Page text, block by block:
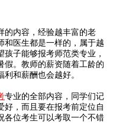
的内容，经验越丰富的老
和医生都是一样的，属于越
子能够报考师范类专业，
假。教师的薪资随着工龄的
和薪酬也会越好。
专业的全部内容，同学们记
好，而且要在报考前定位自
各位考生可以考取一个不错